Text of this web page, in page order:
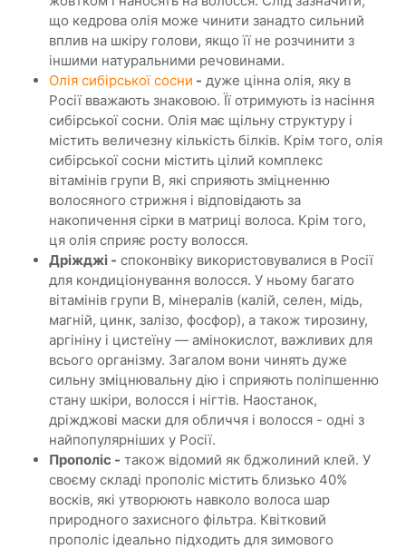
що кедрова олія може чинити занадто сильний
вплив на шкіру голови, якщо її не розчинити з
іншими натуральними речовинами.
Олія сибірської сосни - дуже цінна олія, яку в
Росії вважають знаковою. Її отримують із насіння
сибірської сосни. Олія має щільну структуру і
містить величезну кількість білків. Крім того, олія
сибірської сосни містить цілий комплекс
вітамінів групи В, які сприяють зміцненню
волосяного стрижня і відповідають за
накопичення сірки в матриці волоса. Крім того,
ця олія сприяє росту волосся.
Дріжджі - споконвіку використовувалися в Росії
для кондиціонування волосся. У ньому багато
вітамінів групи В, мінералів (калій, селен, мідь,
магній, цинк, залізо, фосфор), а також тирозину,
аргініну і цистеїну — амінокислот, важливих для
всього організму. Загалом вони чинять дуже
сильну зміцнювальну дію і сприяють поліпшенню
стану шкіри, волосся і нігтів. Наостанок,
дріжджові маски для обличчя і волосся - одні з
найпопулярніших у Росії.
Прополіс - також відомий як бджолиний клей. У
своєму складі прополіс містить близько 40%
восків, які утворюють навколо волоса шар
природного захисного фільтра. Квітковий
прополіс ідеально підходить для зимового